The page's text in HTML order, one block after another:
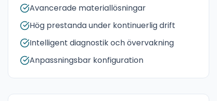
Avancerade materiallösningar
Hög prestanda under kontinuerlig drift
Intelligent diagnostik och övervakning
Anpassningsbar konfiguration